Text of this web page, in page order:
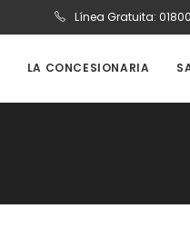
Línea Gratuita:
LA CONCESIONARIA